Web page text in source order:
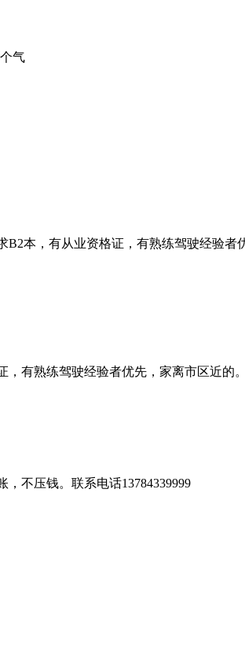
气
本，有从业资格证，有熟练驾驶经验者
有熟练驾驶经验者优先，家离市区近的
不压钱。联系电话13784339999